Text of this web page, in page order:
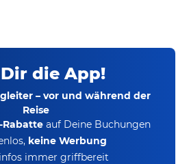
die App!
– vor und während der
Reise
Rabatte auf Deine Buchungen
keine Werbung
immer griffbereit